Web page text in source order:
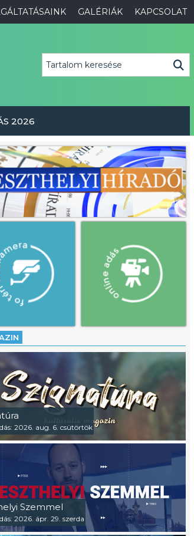
GALÉRIÁK KAPCSOLAT
2026
2026. aug. 6. csütörtök
Szemmel
2026. ápr. 29. szerda